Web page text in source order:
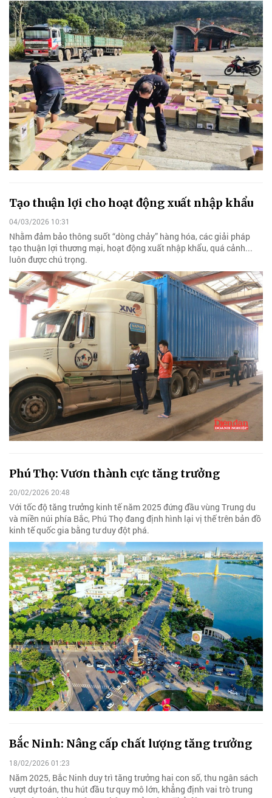
Tạo thuận lợi cho hoạt động xuất nhập khẩu
04/03/2026 10:31
Nhằm đảm bảo thông suốt “dòng chảy” hàng hóa, các giải pháp
tạo thuận lợi thương mại, hoạt động xuất nhập khẩu, quá cảnh...
luôn được chú trọng.
Phú Thọ: Vươn thành cực tăng trưởng
20/02/2026 20:48
Với tốc độ tăng trưởng kinh tế năm 2025 đứng đầu vùng Trung du
và miền núi phía Bắc, Phú Thọ đang định hình lại vị thế trên bản đồ
kinh tế quốc gia bằng tư duy đột phá.
Bắc Ninh: Nâng cấp chất lượng tăng trưởng
18/02/2026 01:23
Năm 2025, Bắc Ninh duy trì tăng trưởng hai con số, thu ngân sách
vượt dự toán, thu hút đầu tư quy mô lớn, khẳng định vai trò trung